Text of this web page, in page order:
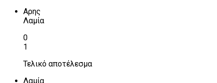
Αρης
Λαμία
0
1
Τελικό αποτέλεσμα
Λαμία